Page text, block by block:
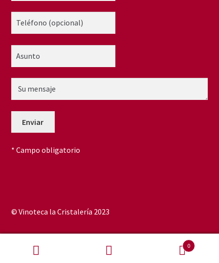
* Campo obligatorio
© Vinoteca la Cristalería 2023
0